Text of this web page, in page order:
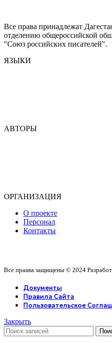
Все права принадлежат
отделению общероссийской
"Союз российских писателей".
ЯЗЫКИ
АВТОРЫ
ОРГАНИЗАЦИЯ
О проекте
Персонал
Контакты
Все праава защищены © 2024
Документы
Правила Сайта
Пользовательское
Закрыть